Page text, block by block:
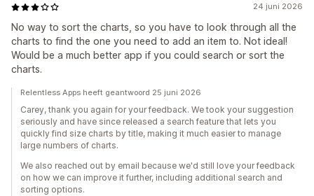
24 juni 2026
No way to sort the charts, so you have to look through all the
charts to find the one you need to add an item to. Not ideal!
Would be a much better app if you could search or sort the
charts.
Relentless Apps heeft geantwoord 25 juni 2026
Carey, thank you again for your feedback. We took your suggestion
seriously and have since released a search feature that lets you
quickly find size charts by title, making it much easier to manage
large numbers of charts.
We also reached out by email because we'd still love your feedback
on how we can improve it further, including additional search and
sorting options.